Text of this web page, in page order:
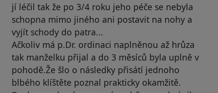
jí léčil tak že po 3/4 roku jeho péče se nebyla
schopna mimo jiného ani postavit na nohy a
vyjít schody do patra...
Ačkoliv má p.Dr. ordinaci naplněnou až hrůza
tak manželku přijal a do 3 měsíců byla uplně v
pohodě.Že šlo o následky přisátí jednoho
blbého klíštěte poznal prakticky okamžitě.